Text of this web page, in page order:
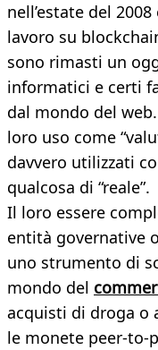
nell’estate del
lavoro su
sono rimasti un
informatici e certi
dal mondo del
loro uso come
davvero utilizzati
qualcosa di “reale”.
Il loro essere
entità governative
uno strumento di
mondo del
acquisti di droga o
le monete peer-to-